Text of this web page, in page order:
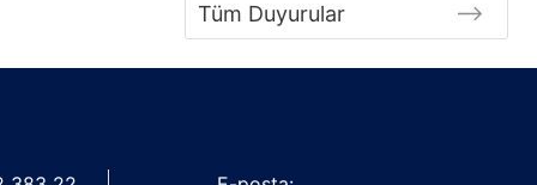
Tüm Duyurular